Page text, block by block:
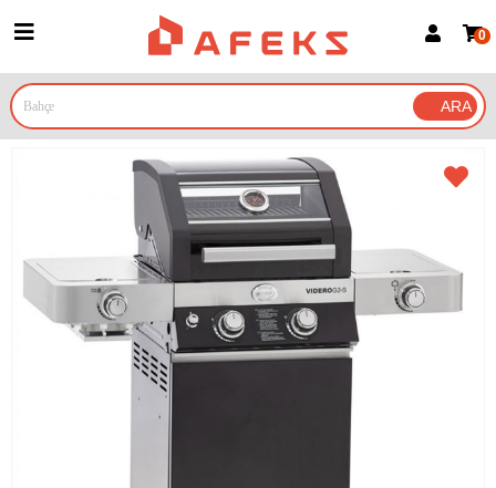
Google İle Bağlan
0